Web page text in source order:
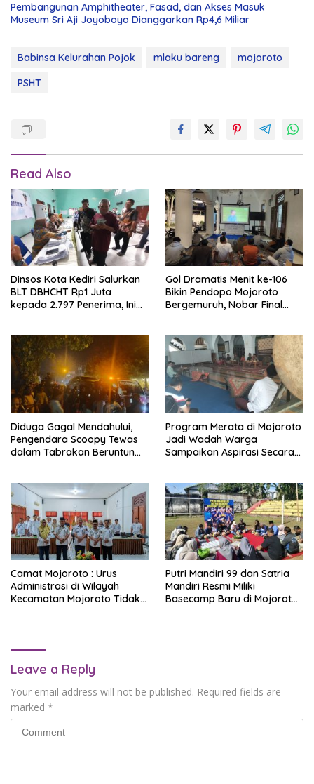
Pembangunan Amphitheater, Fasad, dan Akses Masuk
Museum Sri Aji Joyoboyo Dianggarkan Rp4,6 Miliar
Babinsa Kelurahan Pojok mlaku bareng
mojoroto
PSHT
Read Also
Dinsos Kota Kediri Salurkan
BLT DBHCHT Rp1 Juta
kepada 2.797 Penerima, Ini
Gol Dramatis Menit ke-106
Bikin Pendopo Mojoroto
Bergemuruh, Nobar Final
Diduga Gagal Mendahului,
Pengendara Scoopy Tewas
dalam Tabrakan Beruntun
Program Merata di Mojoroto
Jadi Wadah Warga
Sampaikan Aspirasi Secara
Camat Mojoroto : Urus
Administrasi di Wilayah
Kecamatan Mojoroto Tidak
Putri Mandiri 99 dan Satria
Mandiri Resmi Miliki
Basecamp Baru di Mojoroto,
Leave a Reply
Your email address will not be published. Required fields are
marked *